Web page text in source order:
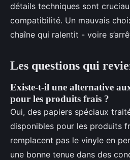
détails techniques sont
compatibilité. Un mauvais
chaîne qui ralentit - voire
Les questions qui
Existe-t-il une alternative
pour les produits frais ?
Oui, des papiers spéciaux
disponibles pour les produits
remplacent pas le vinyle en
une bonne tenue dans des